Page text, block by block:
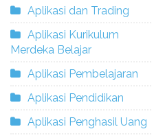
Aplikasi dan Trading
Aplikasi Kurikulum
Merdeka Belajar
Aplikasi Pembelajaran
Aplikasi Pendidikan
Aplikasi Penghasil Uang